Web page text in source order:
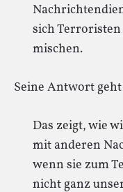
sich
mischen.
Seine Antwort
Das zeigt, wie
mit anderen
wenn sie zum
nicht ganz